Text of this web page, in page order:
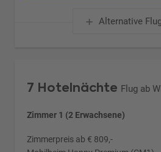
Alternative
7 Hotelnächte Flug ab
Zimmer 1 (2 Erwachsene)
Zimmerpreis ab € 809,-